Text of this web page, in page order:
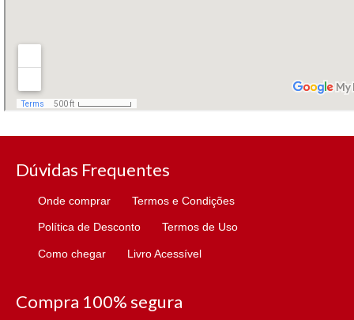
Dúvidas Frequentes
Onde comprar Termos e Condições
Política de Desconto Termos de Uso
Como chegar Livro Acessível
Compra 100% segura